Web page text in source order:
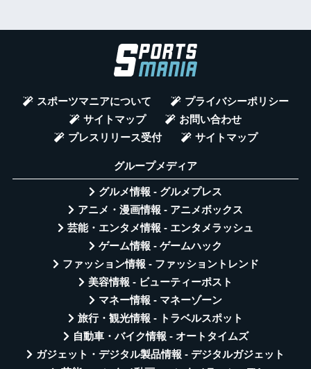
スポーツマニアについて
プライバシーポリシー
サイトマップ
お問い合わせ
プレスリリース受付
サイトマップ
グループメディア
グルメ情報 - グルメプレス
アニメ・漫画情報 - アニメボックス
芸能・エンタメ情報 - エンタメラッシュ
ゲーム情報 - ゲームハック
ファッション情報 - ファッショントレンド
美容情報 - ビューティーポスト
マネー情報 - マネーゾーン
旅行・観光情報 - トラベルスポット
自動車・バイク情報 - オートタイムズ
ガジェット・デジタル製品情報 - デジタルガジェット